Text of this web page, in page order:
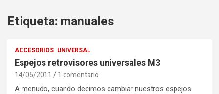
Etiqueta: manuales
ACCESORIOS UNIVERSAL
Espejos retrovisores universales M3
14/05/2011 1 comentario
A menudo, cuando decimos cambiar nuestros espejos